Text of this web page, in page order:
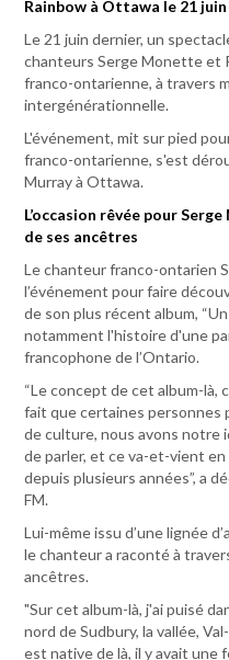
Rainbow à Ottawa le 21
Le 21 juin dernier, un
chanteurs Serge Monette et
franco-ontarienne, à travers
intergénérationnelle.
L'événement, mit sur pied
franco-ontarienne, s'est
Murray à Ottawa.
L’occasion rêvée pour
de ses ancêtres
Le chanteur franco-ontarien
l’événement pour faire
de son plus récent album,
notamment l'histoire d'une
francophone de l’Ontario.
“Le concept de cet album-là,
fait que certaines personnes
de culture, nous avons notre
de parler, et ce va-et-vient
depuis plusieurs années”, a
FM.
Lui-même issu d’une lignée
le chanteur a raconté à
ancêtres.
"Sur cet album-là, j'ai puisé
nord de Sudbury, la vallée,
est native de là, il y avait une